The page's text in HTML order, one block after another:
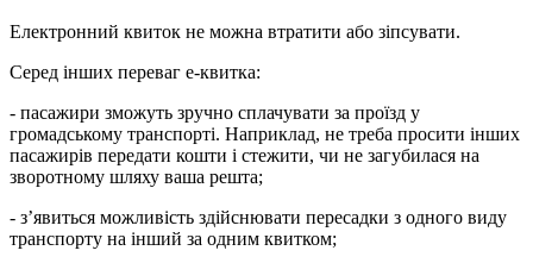
Електронний квиток не можна втратити або зіпсувати.
Серед інших переваг е-квитка:
- пасажири зможуть зручно сплачувати за проїзд у
громадському транспорті. Наприклад, не треба просити інших
пасажирів передати кошти і стежити, чи не загубилася на
зворотному шляху ваша решта;
- з’явиться можливість здійснювати пересадки з одного виду
транспорту на інший за одним квитком;